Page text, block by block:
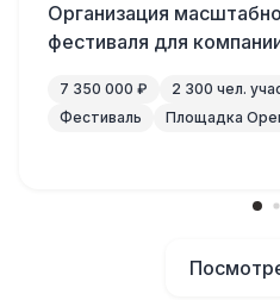
Организация
фестиваля для
7 350 000 ₽
2 300 чел.
Фестиваль
Площадка